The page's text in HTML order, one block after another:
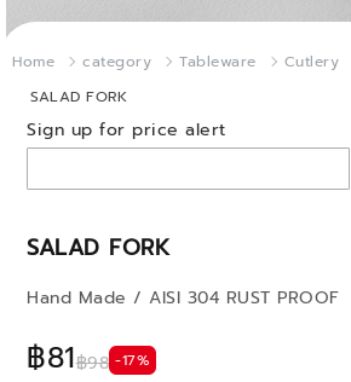
Home category Tableware Cutlery
SALAD FORK
SALAD FORK
฿81฿98 -17%
Hand Made / AISI 304 RUST PROOF
Sign up for price alert